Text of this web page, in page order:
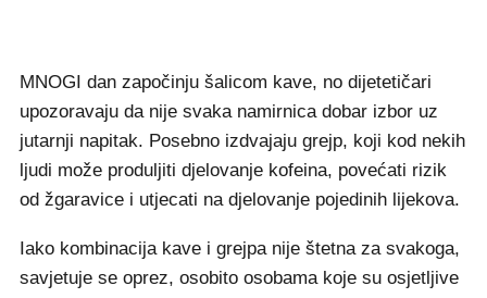
MNOGI dan započinju šalicom kave, no dijetetičari
upozoravaju da nije svaka namirnica dobar izbor uz
jutarnji napitak. Posebno izdvajaju grejp, koji kod nekih
ljudi može produljiti djelovanje kofeina, povećati rizik
od žgaravice i utjecati na djelovanje pojedinih lijekova.
Iako kombinacija kave i grejpa nije štetna za svakoga,
savjetuje se oprez, osobito osobama koje su osjetljive